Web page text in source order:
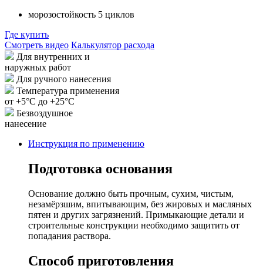
морозостойкость 5 циклов
Где купить
Смотреть видео Калькулятор расхода
Для внутренних и
наружных работ
Для ручного нанесения
Температура применения
от +5°С до +25°С
Безвоздушное
нанесение
Инструкция по применению
Подготовка основания
Основание должно быть прочным, сухим, чистым,
незамёрзшим, впитывающим, без жировых и масляных
пятен и других загрязнений. Примыкающие детали и
строительные конструкции необходимо защитить от
попадания раствора.
Способ приготовления